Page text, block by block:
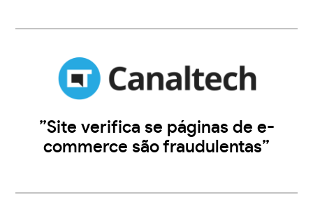
”Site verifica se páginas de e-
commerce são fraudulentas”